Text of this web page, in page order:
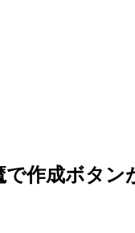
作成ボタン